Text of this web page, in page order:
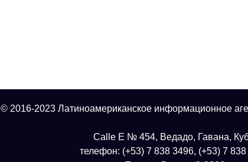
© 2016-2023 Латиноамериканское информационное
Calle E № 454, Ведадо, Гавана,
телефон: (+53) 7 838 3496, (+53) 7 838